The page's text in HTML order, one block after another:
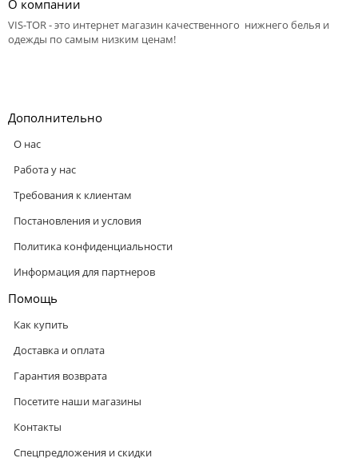
О компании
VIS-TOR - это интернет магазин качественного нижнего белья и
одежды по самым низким ценам!
Дополнительно
О нас
Работа у нас
Требования к клиентам
Постановления и условия
Политика конфиденциальности
Информация для партнеров
Помощь
Как купить
Доставка и оплата
Гарантия возврата
Посетите наши магазины
Контакты
Спецпредложения и скидки